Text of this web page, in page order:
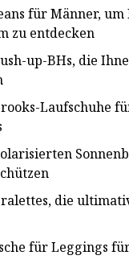
für Männer,
zu entdecken
up-BHs, die
Laufschuhe
die
für Leggings